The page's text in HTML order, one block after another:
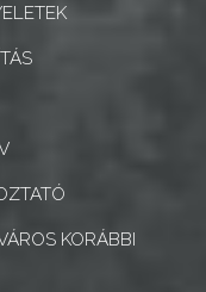
KORÁBBI